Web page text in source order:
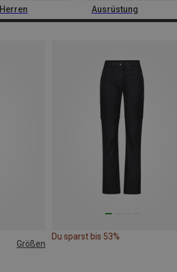
Herren Ausrüstung
Größen
Du sparst bis 53%